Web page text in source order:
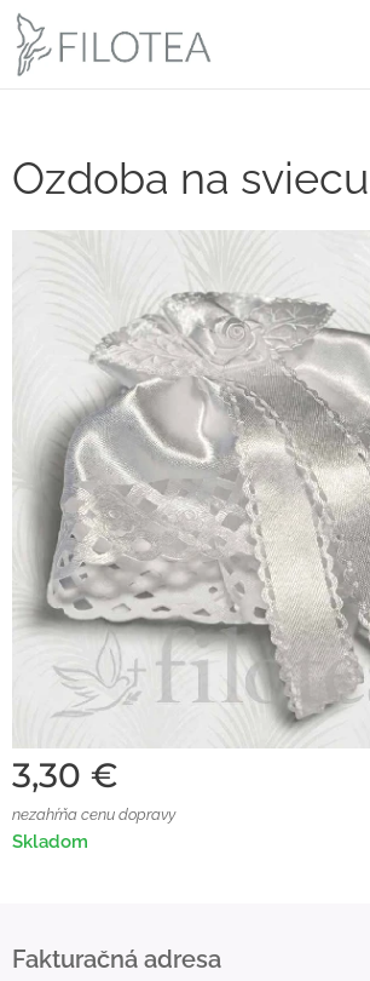
Ozdoba na sviecu
3,30 €
nezahŕňa cenu dopravy
Skladom
Fakturačná adresa